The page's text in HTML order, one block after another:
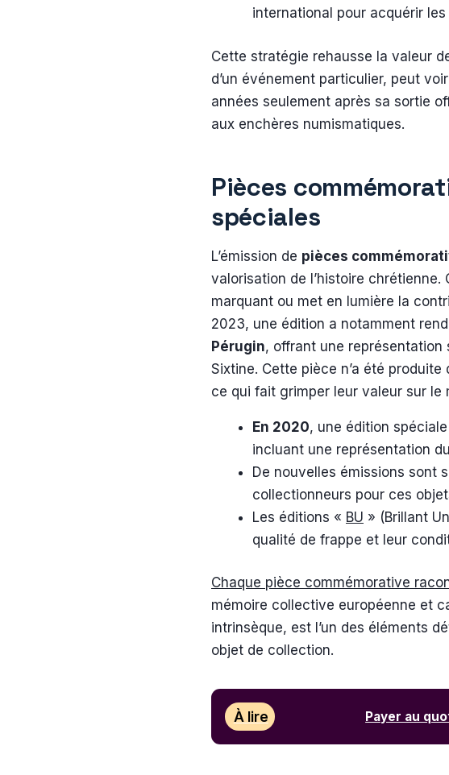
international pour acquérir
Cette stratégie rehausse la valeur
d’un événement particulier, peut
années seulement après sa sortie
aux enchères numismatiques.
Pièces
spéciales
L’émission de pièces
valorisation de l’histoire
marquant ou met en lumière la
2023, une édition a notamment
Pérugin, offrant une représentation
Sixtine. Cette pièce n’a été
ce qui fait grimper leur valeur sur le
En 2020, une édition
incluant une représentation
De nouvelles émissions sont
collectionneurs pour ces
Les éditions « BU » (Brillant
qualité de frappe et leur
Chaque pièce commémorative
mémoire collective européenne et
intrinsèque, est l’un des éléments
objet de collection.
À lire Payer au